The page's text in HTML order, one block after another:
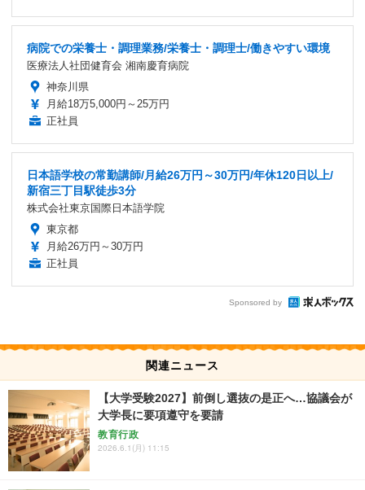
病院での栄養士・調理業務/栄養士・調理士/働きやすい環境
医療法人社団健育会 湘南慶育病院
神奈川県
月給18万5,000円～25万円
正社員
日本語学校の常勤講師/月給26万円～30万円/年休120日以上/
新宿三丁目駅徒歩3分
株式会社東京国際日本語学院
東京都
月給26万円～30万円
正社員
Sponsored by
関連ニュース
【大学受験2027】前倒し選抜の是正へ…協議会が
大学長に要項遵守を要請
教育行政
2026.6.1(月) 11:15